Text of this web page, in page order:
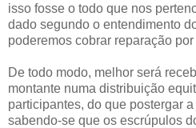
isso fosse o todo que nos
dado segundo o entendimento
poderemos cobrar reparação
De todo modo, melhor será
montante numa distribuição
participantes, do que postergar
sabendo-se que os escrúpulos